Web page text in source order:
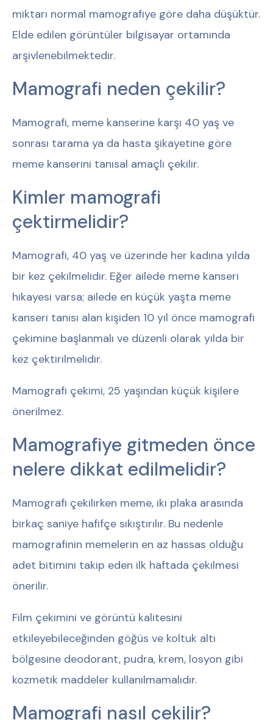
miktarı normal mamografiye göre daha düşüktür.
Elde edilen görüntüler bilgisayar ortamında
arşivlenebilmektedir.
Mamografi neden çekilir?
Mamografi, meme kanserine karşı 40 yaş ve
sonrası tarama ya da hasta şikayetine göre
meme kanserini tanısal amaçlı çekilir.
Kimler mamografi
çektirmelidir?
Mamografi, 40 yaş ve üzerinde her kadına yılda
bir kez çekilmelidir. Eğer ailede meme kanseri
hikayesi varsa; ailede en küçük yaşta meme
kanseri tanısı alan kişiden 10 yıl önce mamografi
çekimine başlanmalı ve düzenli olarak yılda bir
kez çektirilmelidir.
Mamografi çekimi, 25 yaşından küçük kişilere
önerilmez.
Mamografiye gitmeden önce
nelere dikkat edilmelidir?
Mamografi çekilirken meme, iki plaka arasında
birkaç saniye hafifçe sıkıştırılır. Bu nedenle
mamografinin memelerin en az hassas olduğu
adet bitimini takip eden ilk haftada çekilmesi
önerilir.
Film çekimini ve görüntü kalitesini
etkileyebileceğinden göğüs ve koltuk altı
bölgesine deodorant, pudra, krem, losyon gibi
kozmetik maddeler kullanılmamalıdır.
Mamografi nasıl çekilir?